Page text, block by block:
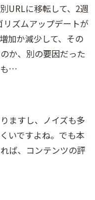
URLに移転して、2週
ズムアップデートが
加か減少して、その
か、別の要因だった
も…
ますし、ノイズも多
いですよね。でも本
ば、コンテンツの評